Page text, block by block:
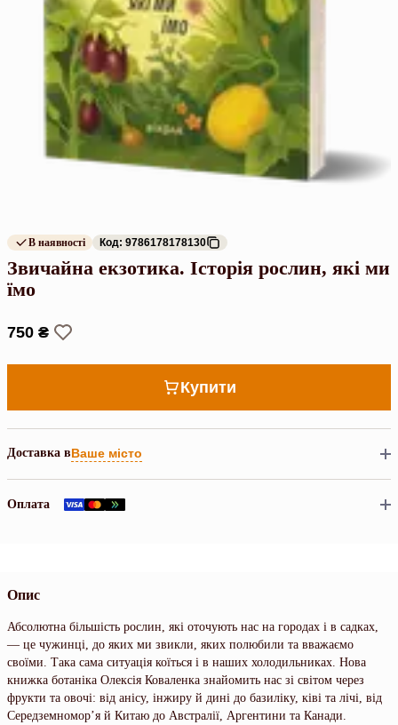
В наявності Код: 9786178178130
Звичайна екзотика. Історія рослин, які ми
їмо
750 ₴
Купити
Доставка вВаше місто
Оплата
Опис
Абсолютна більшість рослин, які оточують нас на городах і в садках,
— це чужинці, до яких ми звикли, яких полюбили та вважаємо
своїми. Така сама ситуація коїться і в наших холодильниках. Нова
книжка ботаніка Олексія Коваленка знайомить нас зі світом через
фрукти та овочі: від анісу, інжиру й дині до базиліку, ківі та лічі, від
Середземноморʼя й Китаю до Австралії, Аргентини та Канади.